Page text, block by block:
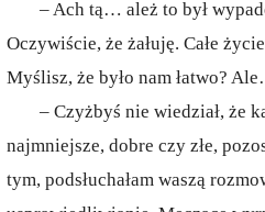
– Ach tą… ależ to był
Oczywiście, że żałuję. Całe
Myślisz, że było nam łatwo?
– Czyżbyś nie wiedział, że
najmniejsze, dobre czy złe,
tym, podsłuchałam waszą